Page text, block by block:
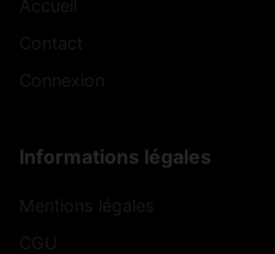
Informations légales